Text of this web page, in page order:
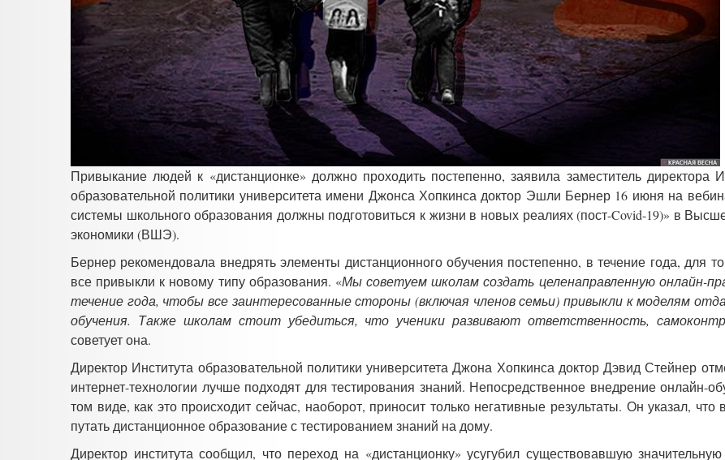
Привыкание людей к «дистанционке» должно проходить постепенно, заявила заместитель директора
образовательной политики университета имени Джонса Хопкинса доктор Эшли Бернер 16 июня на
системы школьного образования должны подготовиться к жизни в новых реалиях (пост-Covid-19)» в
экономики (ВШЭ).
Бернер рекомендовала внедрять элементы дистанционного обучения постепенно, в течение года, для
все привыкли к новому типу образования. «Мы советуем школам создать целенаправленную онлайн-
течение года, чтобы все заинтересованные стороны (включая членов семьи) привыкли к моделям
обучения. Также школам стоит убедиться, что ученики развивают ответственность,
советует она.
Директор Института образовательной политики университета Джона Хопкинса доктор Дэвид Стейнер
интернет-технологии лучше подходят для тестирования знаний. Непосредственное внедрение онлайн-
том виде, как это происходит сейчас, наоборот, приносит только негативные результаты. Он указал, что
путать дистанционное образование с тестированием знаний на дому.
Директор института сообщил, что переход на «дистанционку» усугубил существовавшую